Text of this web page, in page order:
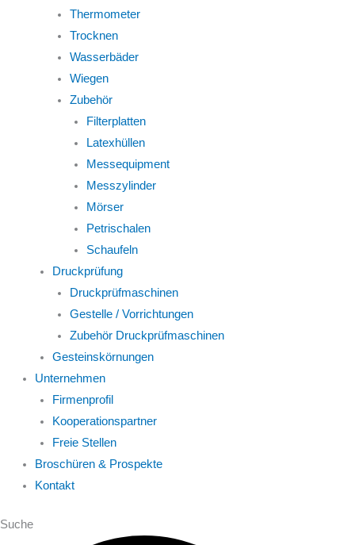
Thermometer
Trocknen
Wasserbäder
Wiegen
Zubehör
Filterplatten
Latexhüllen
Messequipment
Messzylinder
Mörser
Petrischalen
Schaufeln
Druckprüfung
Druckprüfmaschinen
Gestelle / Vorrichtungen
Zubehör Druckprüfmaschinen
Gesteinskörnungen
Unternehmen
Firmenprofil
Kooperationspartner
Freie Stellen
Broschüren & Prospekte
Kontakt
Suche